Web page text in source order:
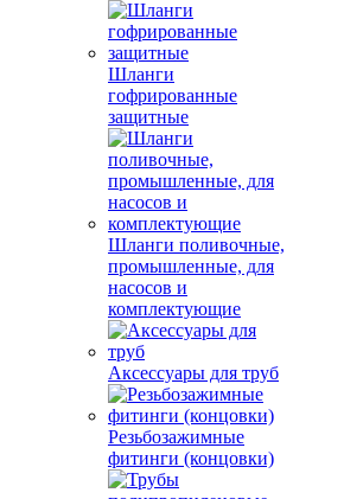
Шланги
гофрированные
защитные
Шланги поливочные,
промышленные, для
насосов и
комплектующие
Аксессуары для труб
Резьбозажимные
фитинги (концовки)